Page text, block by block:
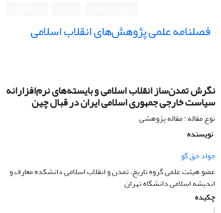
فصلنامه علمی پژوهش‌های انقلاب اسلامی
نگرش تمدن‌ساز انقلاب اسلامی و بایسته‌های نرم‌افزارانه
سیاست خارجی جمهوری اسلامی ایران در قبال چین
نوع مقاله : مقاله پژوهشی
نویسنده
جواد حق گو
عضو هیئت علمی گروه تاریخ، تمدن و انقلاب اسلامی دانشکده معارف و
اندیشه اسلامی دانشگاه تهران
چکیده